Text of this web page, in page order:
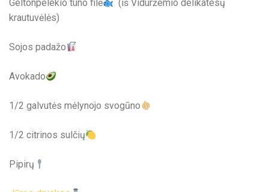
Geltonpelekio tuno filė
(iš Viduržemio delikatesų
krautuvėlės)
Sojos padažo
Avokado
1/2 galvutės mėlynojo svogūno
1/2 citrinos sulčių
Pipirų